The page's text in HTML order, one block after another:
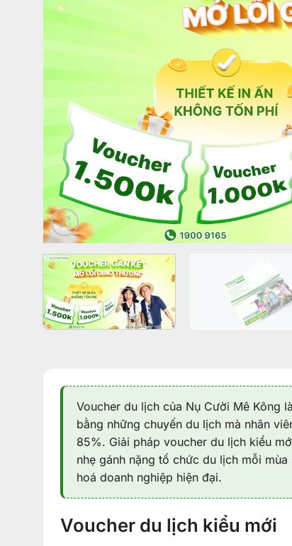
Voucher du lịch của Nụ Cười Mê Kông
bằng những chuyến du lịch mà nhân
85%. Giải pháp voucher du lịch kiểu
nhẹ gánh nặng tổ chức du lịch mỗi
hoá doanh nghiệp hiện đại.
Voucher du lịch kiểu mới